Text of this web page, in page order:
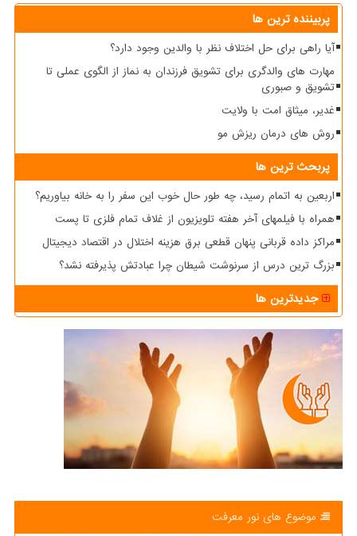
پربیننده ترین ها
آیا راهی برای حل اختلاف نظر با والدین وجود دارد؟
مهارت های والدگری برای تشویق فرزندان به نماز از الگوی عملی تا
تشویق و صبوری
غدیر، میثاق امت با ولایت
روش های درمان ریزش مو
پربحث ترین ها
اربعین به اتمام رسید، چه طور حال خوب این سفر را به خانه بیاوریم؟
همراه با فیلمهای آخر هفته تلویزیون از غلاف تمام فلزی تا پست
مراکز داده قربانی پنهان قطعی برق هزینه اختلال در اقتصاد دیجیتال
بزرگ ترین درس از سرنوشت شیطان چرا عبادتش پذیرفته نشد؟
جدیدترین ها
موضوع های نور معرفت